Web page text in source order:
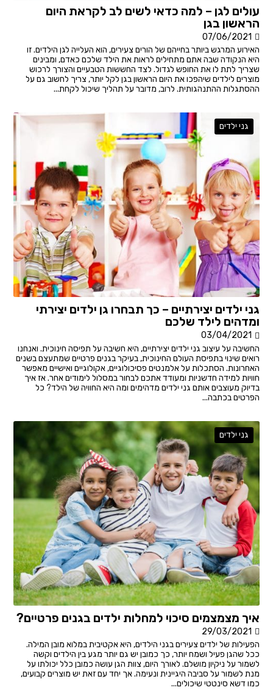
עולים לגן – למה כדאי לשים לב לקראת היום
הראשון בגן
07/06/2021
האירוע המרגש ביותר בחייהם של הורים צעירים, הוא העלייה לגן הילדים. זו
היא הנקודה שבה אתם מתחילים לראות את הילד שלכם כאדם, ומבינים
שצריך לתת לו את החופש לגדול. לצד החששות הטבעיים והצורך לרכוש
מוצרים לילדים שיהפכו את היום הראשון בגן לקל יותר, צריך לחשוב גם על
ההסתגלות ההתנהגותית. לרוב, מדובר על תהליך שיכול לקחת...
גני ילדים
גני ילדים יצירתיים – כך תבחרו גן ילדים יצירתי
ומדהים לילד שלכם
03/04/2021
החשיבה על עיצוב גני ילדים יצירתיים, היא חשיבה על תפיסה חינוכית. ואנחנו
רואים שינוי בתפיסת העולם החינוכית, בעיקר בגנים פרטיים שמתעצם בשנים
האחרונות. הסתכלות על אלמנטים פסיכולוגיים, אקולוגיים ואישיים מאפשר
חוויות למידה חדשניות ומעודד אתכם לבחור במסלול לימודים אחר. אז איך
בדיוק מעוצבים אותם גני ילדים מדהימים ומה היא החוויה של הילד? כל
הפרטים בכתבה...
גני ילדים
איך מצמצמים סיכוי למחלות ילדים בגנים פרטיים?
29/03/2021
הפעילות של ילדים צעירים בגני הילדים, היא אקטיבית במלוא מובן המילה.
ככל שהגן פעיל ושמח יותר, כך כמובן יש גם יותר מגע בין הילדים וקשה
לשמור על ניקיון מושלם. לאורך היום, צוות הגן עושה כמובן כלל יכולתו על
מנת לשמור על סביבה היגיינית ונעימה. אך יחד עם זאת יש מוצרים קבועים,
כמו דשא סינטטי שיכולים...